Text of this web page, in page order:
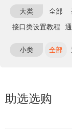
大类 全部
接口类设置教程
小类 全部
助选选购